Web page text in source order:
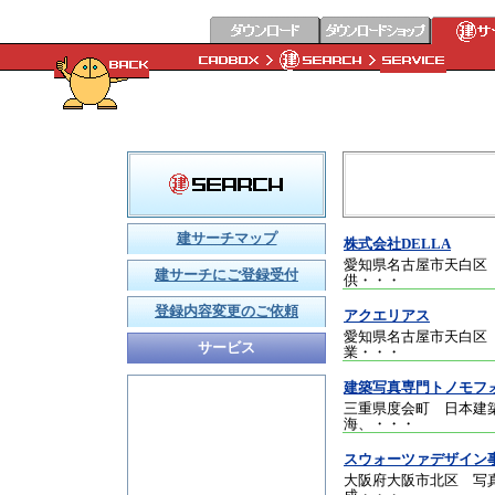
建サーチマップ
建サーチにご登録受付
登録内容変更のご依頼
サービス
株式会社DELLA
愛知県名古屋市天白
供 ・・・
アクエリアス
愛知県名古屋市天白
業 ・・・
建築写真専門トノモフ
三重県度会町 日本建
海、
・・・
スウォーツァデザイン
大阪府大阪市北区 写